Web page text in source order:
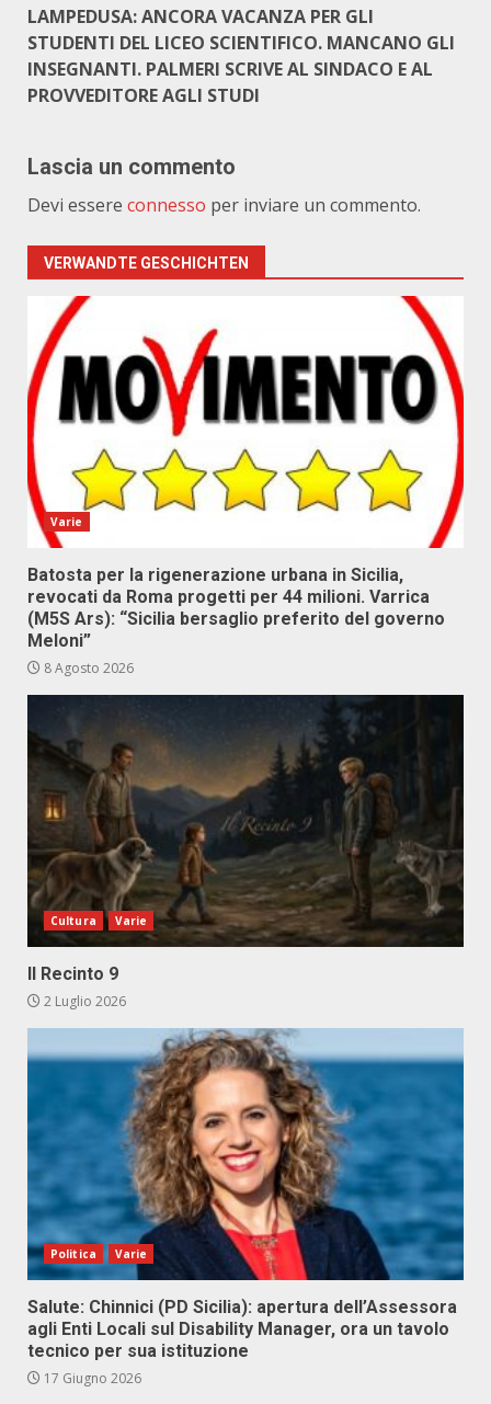
LAMPEDUSA: ANCORA VACANZA PER GLI
STUDENTI DEL LICEO SCIENTIFICO. MANCANO GLI
INSEGNANTI. PALMERI SCRIVE AL SINDACO E AL
PROVVEDITORE AGLI STUDI
Lascia un commento
Devi essere connesso per inviare un commento.
VERWANDTE GESCHICHTEN
Varie
Batosta per la rigenerazione urbana in Sicilia,
revocati da Roma progetti per 44 milioni. Varrica
(M5S Ars): “Sicilia bersaglio preferito del governo
Meloni”
8 Agosto 2026
Cultura Varie
Il Recinto 9
2 Luglio 2026
Politica Varie
Salute: Chinnici (PD Sicilia): apertura dell’Assessora
agli Enti Locali sul Disability Manager, ora un tavolo
tecnico per sua istituzione
17 Giugno 2026